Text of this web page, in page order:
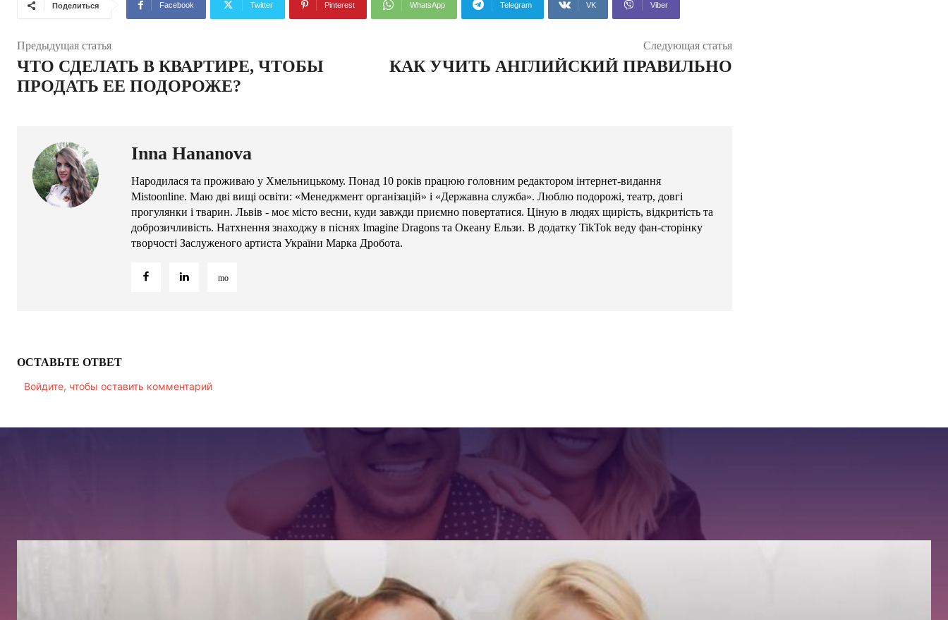
Поделиться Facebook Twitter Pinterest WhatsApp Telegram VK Viber
Предыдущая статья
ЧТО СДЕЛАТЬ В КВАРТИРЕ, ЧТОБЫ
ПРОДАТЬ ЕЕ ПОДОРОЖЕ?
Следующая статья
КАК УЧИТЬ АНГЛИЙСКИЙ ПРАВИЛЬНО
Inna Hananova
Народилася та проживаю у Хмельницькому. Понад 10 років працюю головним редактором інтернет-видання
Mistoonline. Маю дві вищі освіти: «Менеджмент організацій» і «Державна служба». Люблю подорожі, театр, довгі
прогулянки і тварин. Львів - моє місто весни, куди завжди приємно повертатися. Ціную в людях щирість, відкритість та
доброзичливість. Натхнення знаходжу в піснях Imagine Dragons та Океану Ельзи. В додатку TikTok веду фан-сторінку
творчості Заслуженого артиста України Марка Дробота.
ОСТАВЬТЕ ОТВЕТ
Войдите, чтобы оставить комментарий